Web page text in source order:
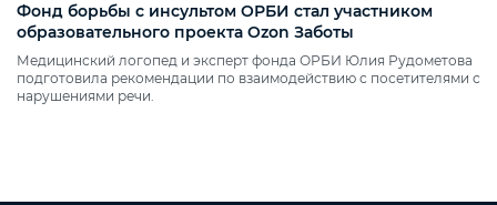
Фонд борьбы с инсультом ОРБИ стал участником
образовательного проекта Ozon Заботы
Медицинский логопед и эксперт фонда ОРБИ Юлия Рудометова
подготовила рекомендации по взаимодействию с посетителями с
нарушениями речи.